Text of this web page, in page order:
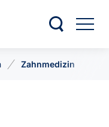
Zahnmedizin